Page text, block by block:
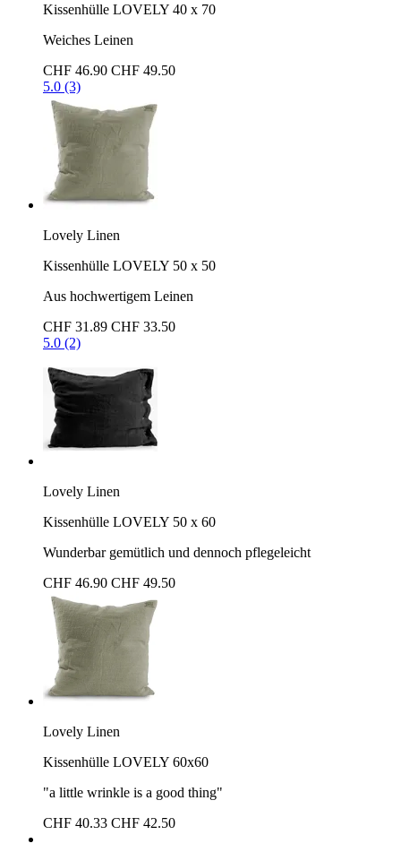
Kissenhülle LOVELY 40 x 70
Weiches Leinen
CHF 46.90 CHF 49.50
5.0 (3)
Lovely Linen
Kissenhülle LOVELY 50 x 50
Aus hochwertigem Leinen
CHF 31.89 CHF 33.50
5.0 (2)
Lovely Linen
Kissenhülle LOVELY 50 x 60
Wunderbar gemütlich und dennoch pflegeleicht
CHF 46.90 CHF 49.50
Lovely Linen
Kissenhülle LOVELY 60x60
"a little wrinkle is a good thing"
CHF 40.33 CHF 42.50